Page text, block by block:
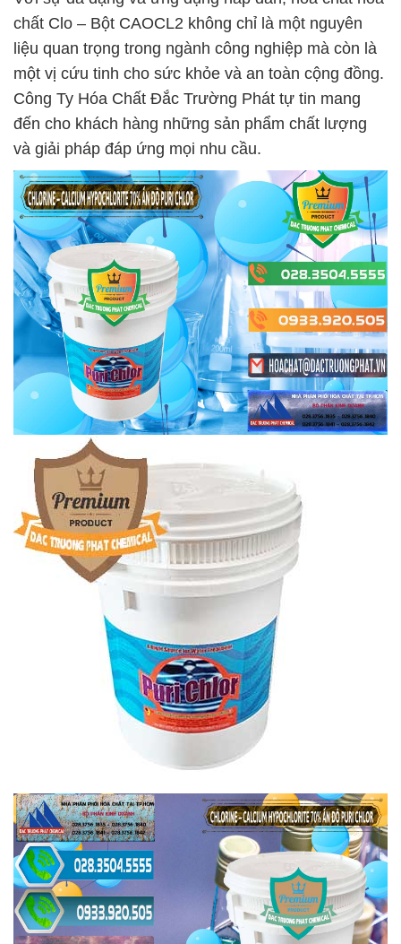
chất Clo – Bột CAOCL2 không chỉ là một nguyên
liệu quan trọng trong ngành công nghiệp mà còn là
một vị cứu tinh cho sức khỏe và an toàn cộng đồng.
Công Ty Hóa Chất Đắc Trường Phát tự tin mang
đến cho khách hàng những sản phẩm chất lượng
và giải pháp đáp ứng mọi nhu cầu.